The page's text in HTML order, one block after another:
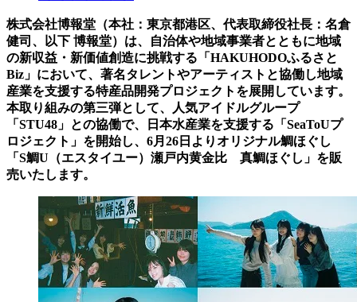
株式会社博報堂（本社：東京都港区、代表取締役社長：名倉
健司、以下 博報堂）は、自治体や地域事業者とともに地域
の新収益・新価値創造に挑戦する「HAKUHODOふるさと
Biz」において、著名タレントやアーティストと協働し地域
産業を支援する特産品開発プロジェクトを展開しています。
本取り組みの第三弾として、人気アイドルグループ
「STU48」との協働で、日本水産業を支援する「SeaToUプ
ロジェクト」を開始し、6月26日よりオリジナル鯛ほぐし
「S鯛U（エスタイユー）瀬戸内黄金比 真鯛ほぐし」を販
売いたします。